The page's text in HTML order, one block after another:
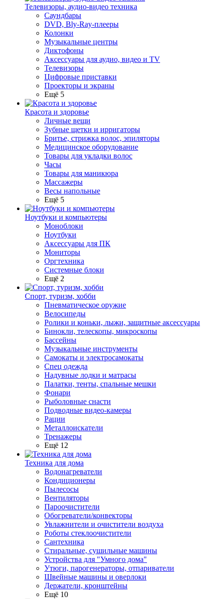
Телевизоры, аудио-видео техника
Саундбары
DVD, Bly-Ray-плееры
Колонки
Музыкальные центры
Диктофоны
Аксессуары для аудио, видео и TV
Телевизоры
Цифровые приставки
Проекторы и экраны
Ещё 5
Красота и здоровье
Личные вещи
Зубные щетки и ирригаторы
Бритье, стрижка волос, эпиляторы
Медицинское оборудование
Товары для укладки волос
Часы
Товары для маникюра
Массажеры
Весы напольные
Ещё 5
Ноутбуки и компьютеры
Моноблоки
Ноутбуки
Аксессуары для ПК
Мониторы
Оргтехника
Системные блоки
Ещё 2
Спорт, туризм, хобби
Пневматическое оружие
Велосипеды
Ролики и коньки, лыжи, защитные аксессуары
Бинокли, телескопы, микроскопы
Бассейны
Музыкальные инструменты
Самокаты и электросамокаты
Спец одежда
Надувные лодки и матрасы
Палатки, тенты, спальные мешки
Фонари
Рыболовные снасти
Подводные видео-камеры
Рации
Металлоискатели
Тренажеры
Ещё 12
Техника для дома
Водонагреватели
Кондиционеры
Пылесосы
Вентиляторы
Пароочистители
Обогреватели/конвекторы
Увлажнители и очистители воздуха
Роботы стеклоочистители
Сантехника
Стиральные, сушильные машины
Устройства для "Умного дома"
Утюги, парогенераторы, отпариватели
Швейные машины и оверлоки
Держатели, кронштейны
Ещё 10